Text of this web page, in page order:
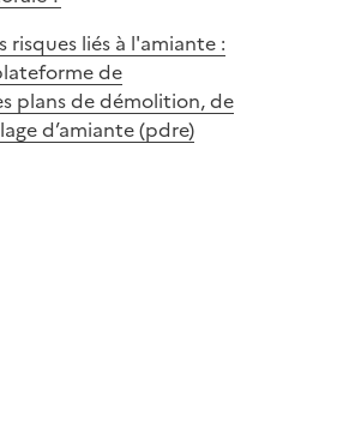
risques liés à l'amiante :
de
plans de démolition, de
d’amiante (pdre)